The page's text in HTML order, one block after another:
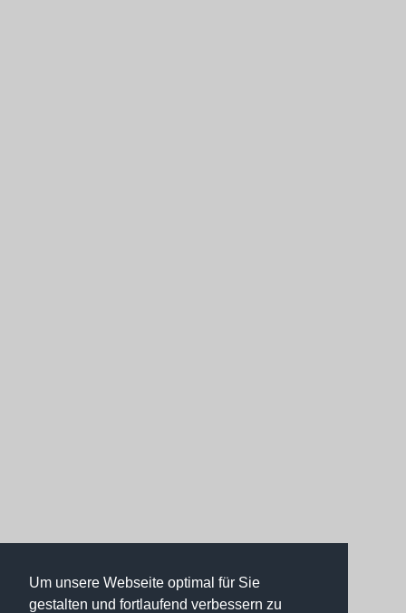
Um unsere Webseite optimal für Sie
gestalten und fortlaufend verbessern zu